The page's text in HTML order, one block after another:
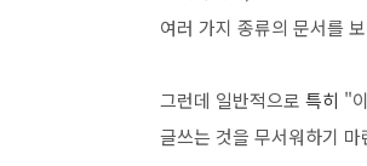
여러 가지 종류의 문서를
그런데 일반적으로 특히 "
글쓰는 것을 무서워하기 마